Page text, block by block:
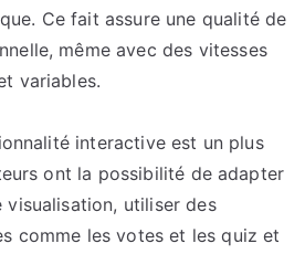
Ce fait assure une qualité de
même avec des vitesses
variables.
interactive est un plus
ont la possibilité de adapter
visualisation, utiliser des
comme les votes et les quiz et